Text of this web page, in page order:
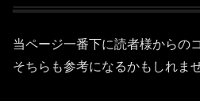
当ページ一番下に読者様からの
そちらも参考になるかもしれませ